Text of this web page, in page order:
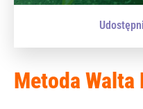
Metoda Walta